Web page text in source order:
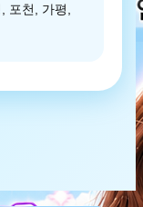
포천, 가평,